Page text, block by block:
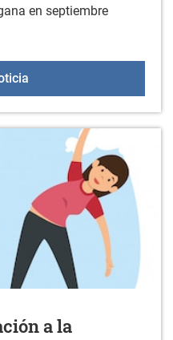
en septiembre
Horario de Sologana en
a la